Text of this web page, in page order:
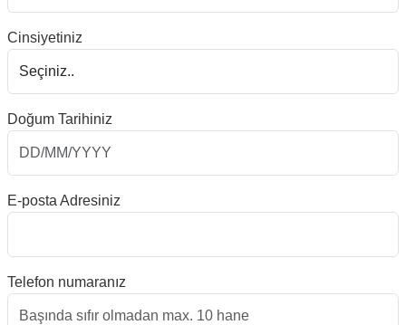
Cinsiyetiniz
Doğum Tarihiniz
E-posta Adresiniz
Telefon numaranız